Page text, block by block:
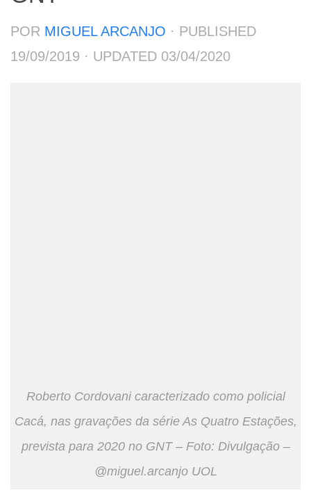
POR MIGUEL ARCANJO · PUBLISHED
19/09/2019 · UPDATED 03/04/2020
Roberto Cordovani caracterizado como policial
Cacá, nas gravações da série As Quatro Estações,
prevista para 2020 no GNT – Foto: Divulgação –
@miguel.arcanjo UOL